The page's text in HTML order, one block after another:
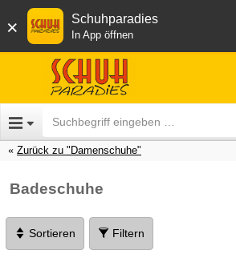
× Schuhparadies
In App öffnen
Zurück zu "Damenschuhe"
Badeschuhe
Sortieren Filtern